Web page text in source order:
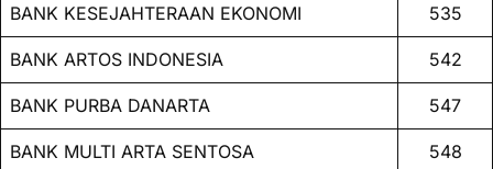
BANK KESEJAHTERAAN EKONOMI 535
BANK ARTOS INDONESIA 542
BANK PURBA DANARTA 547
BANK MULTI ARTA SENTOSA 548